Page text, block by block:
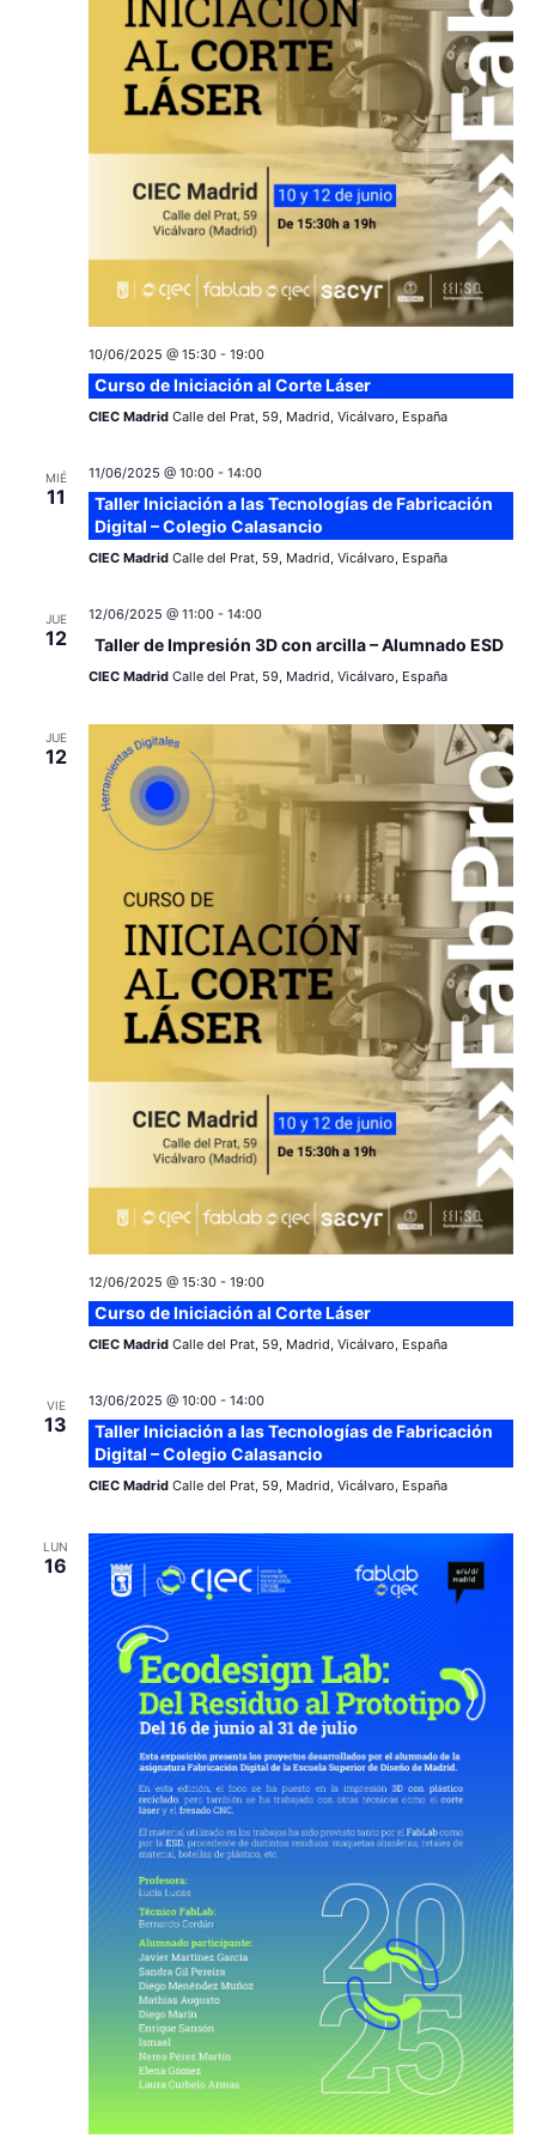
c
i
ó
n
d
e
v
i
a
ó
n
d
e
v
i
t
a
s
e
n
o
10/06/2025 @ 15:30- 19:00
Curso de Iniciación al Corte Láser
CIEC Madrid Calle del Prat, 59, Madrid, Vicálvaro, España
MIÉ
11
11/06/2025 @ 10:00- 14:00
Taller Iniciación a las Tecnologías de Fabricación
Digital – Colegio Calasancio
CIEC Madrid Calle del Prat, 59, Madrid, Vicálvaro, España
JUE
12
12/06/2025 @ 11:00- 14:00
Taller de Impresión 3D con arcilla – Alumnado ESD
CIEC Madrid Calle del Prat, 59, Madrid, Vicálvaro, España
JUE
12
12/06/2025 @ 15:30- 19:00
Curso de Iniciación al Corte Láser
CIEC Madrid Calle del Prat, 59, Madrid, Vicálvaro, España
VIE
13
13/06/2025 @ 10:00- 14:00
Taller Iniciación a las Tecnologías de Fabricación
Digital – Colegio Calasancio
CIEC Madrid Calle del Prat, 59, Madrid, Vicálvaro, España
LUN
16